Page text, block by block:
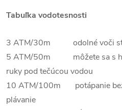
Tabuľka vodotesnosti
3 ATM/30m odolné voči
5 ATM/50m môžete sa s
ruky pod tečúcou vodou
10 ATM/100m potápanie
plávanie